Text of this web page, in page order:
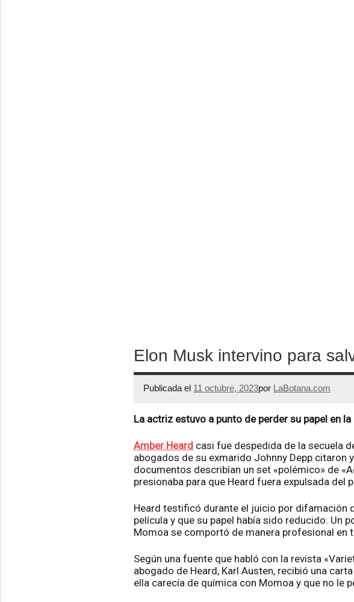
Elon Musk intervino para
Publicada el 11 octubre, 2023por LaBotana.com
La actriz estuvo a punto de perder su papel en
Amber Heard casi fue despedida de la secuela
abogados de su exmarido Johnny Depp citaron
documentos describían un set «polémico» de
presionaba para que Heard fuera expulsada del
Heard testificó durante el juicio por difamación
película y que su papel había sido reducido. Un
Momoa se comportó de manera profesional en
Según una fuente que habló con la revista
abogado de Heard, Karl Austen, recibió una
ella carecía de química con Momoa y que no le